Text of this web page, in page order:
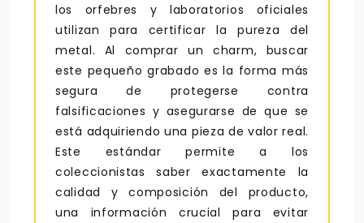
los orfebres y laboratorios oficiales
utilizan para certificar la pureza del
metal. Al comprar un charm, buscar
este pequeño grabado es la forma más
segura de protegerse contra
falsificaciones y asegurarse de que se
está adquiriendo una pieza de valor real.
Este estándar permite a los
coleccionistas saber exactamente la
calidad y composición del producto,
una información crucial para evitar